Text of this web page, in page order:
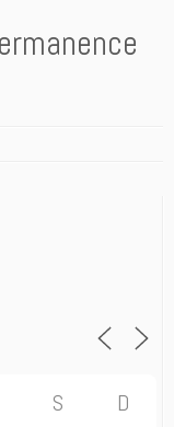
S D